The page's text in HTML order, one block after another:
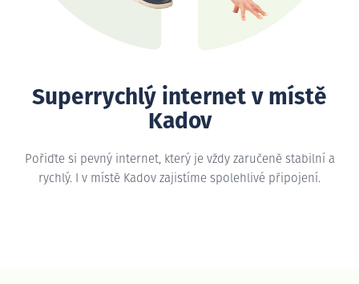
Superrychlý internet v místě
Kadov
Pořiďte si pevný internet, který je vždy zaručeně stabilní a
rychlý. I v místě Kadov zajistíme spolehlivé připojení.